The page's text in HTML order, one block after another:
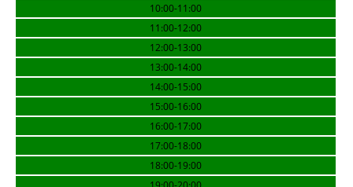
10:00-11:00
11:00-12:00
12:00-13:00
13:00-14:00
14:00-15:00
15:00-16:00
16:00-17:00
17:00-18:00
18:00-19:00